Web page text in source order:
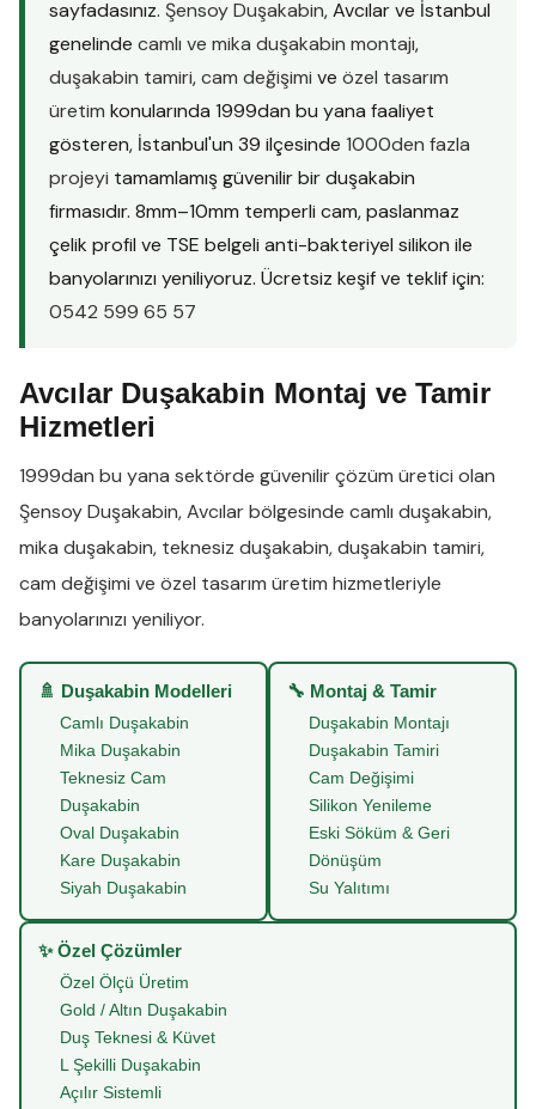
sayfadasınız. Şensoy Duşakabin, Avcılar ve İstanbul
genelinde camlı ve mika duşakabin montajı,
duşakabin tamiri,cam değişimi ve özel tasarım
üretim konularında 1999dan bu yana faaliyet
gösteren, İstanbul'un 39 ilçesinde 1000den fazla
projeyi tamamlamış güvenilir bir duşakabin
firmasıdır. 8mm–10mm temperli cam, paslanmaz
çelik profil ve TSE belgeli anti-bakteriyel silikon ile
banyolarınızı yeniliyoruz. Ücretsiz keşif ve teklif için:
0542 599 65 57
Avcılar Duşakabin Montaj ve Tamir
Hizmetleri
1999dan bu yana sektörde güvenilir çözüm üretici olan
Şensoy Duşakabin,Avcılarbölgesinde camlı duşakabin,
mika duşakabin, teknesiz duşakabin,duşakabin tamiri,
cam değişimi ve özel tasarım üretim hizmetleriyle
banyolarınızı yeniliyor.
🚿 Duşakabin Modelleri
Camlı Duşakabin
Mika Duşakabin
Teknesiz Cam
Duşakabin
Oval Duşakabin
Kare Duşakabin
Siyah Duşakabin
🔧 Montaj & Tamir
Duşakabin Montajı
Duşakabin Tamiri
Cam Değişimi
Silikon Yenileme
Eski Söküm & Geri
Dönüşüm
Su Yalıtımı
✨ Özel Çözümler
Özel Ölçü Üretim
Gold / Altın Duşakabin
Duş Teknesi & Küvet
L Şekilli Duşakabin
Açılır Sistemli